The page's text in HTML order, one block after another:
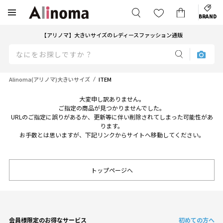
BRAND
【アリノマ】大きいサイズのレディースファッション通販
Alinoma(アリノマ)大きいサイズ ITEM
大変申し訳ありません。
ご指定の商品が見つかりませんでした。
URLのご指定に誤りがあるか、更新等に伴い削除されてしまった可能性があ
ります。
お手数とは思いますが、下記リンクからサイトへ移動してください。
トップページへ
会員様限定のお得なサービス 初めての方へ